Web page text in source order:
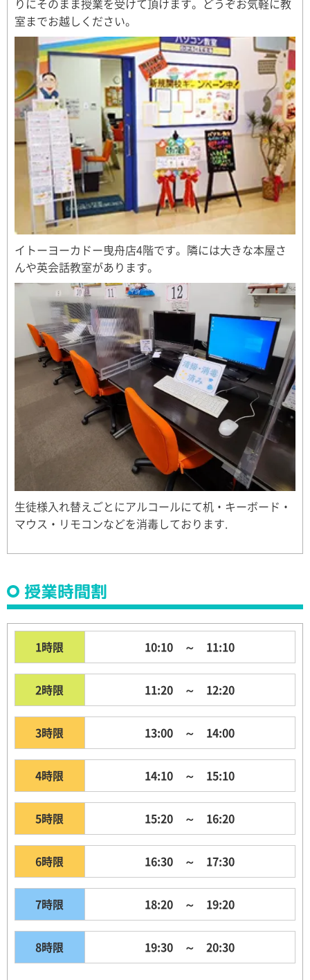
りにそのまま授業を受けて頂けます。どうぞお気軽に教
室までお越しください。
イトーヨーカドー曳舟店4階です。隣には大きな本屋さ
んや英会話教室があります。
生徒様入れ替えごとにアルコールにて机・キーボード・
マウス・リモコンなどを消毒しております.
授業時間割
1時限 10:10 ～ 11:10
2時限 11:20 ～ 12:20
3時限 13:00 ～ 14:00
4時限 14:10 ～ 15:10
5時限 15:20 ～ 16:20
6時限 16:30 ～ 17:30
7時限 18:20 ～ 19:20
8時限 19:30 ～ 20:30